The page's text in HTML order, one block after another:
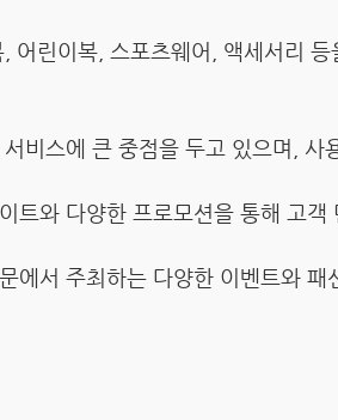
어린이복, 스포츠웨어, 액세서리
비스에 큰 중점을 두고 있으며,
트와 다양한 프로모션을 통해 고객
에서 주최하는 다양한 이벤트와